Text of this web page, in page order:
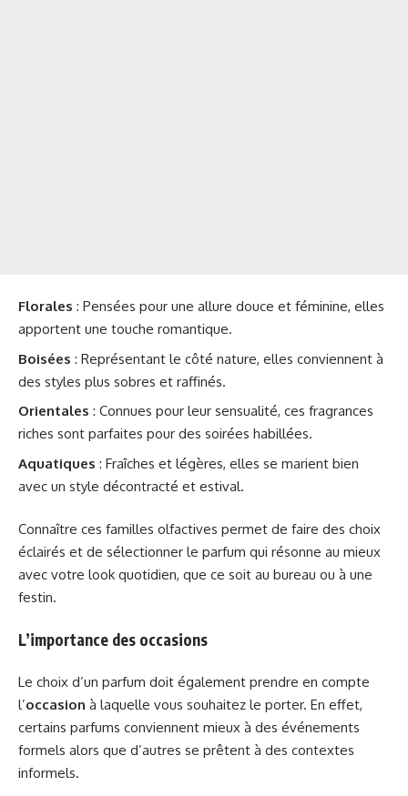
Florales : Pensées pour une allure douce et féminine, elles
apportent une touche romantique.
Boisées : Représentant le côté nature, elles conviennent à
des styles plus sobres et raffinés.
Orientales : Connues pour leur sensualité, ces fragrances
riches sont parfaites pour des soirées habillées.
Aquatiques : Fraîches et légères, elles se marient bien
avec un style décontracté et estival.
Connaître ces familles olfactives permet de faire des choix
éclairés et de sélectionner le parfum qui résonne au mieux
avec votre look quotidien, que ce soit au bureau ou à une
festin.
L’importance des occasions
Le choix d’un parfum doit également prendre en compte
l’occasion à laquelle vous souhaitez le porter. En effet,
certains parfums conviennent mieux à des événements
formels alors que d’autres se prêtent à des contextes
informels.